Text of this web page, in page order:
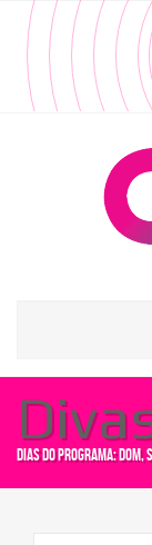
Dias do programa: